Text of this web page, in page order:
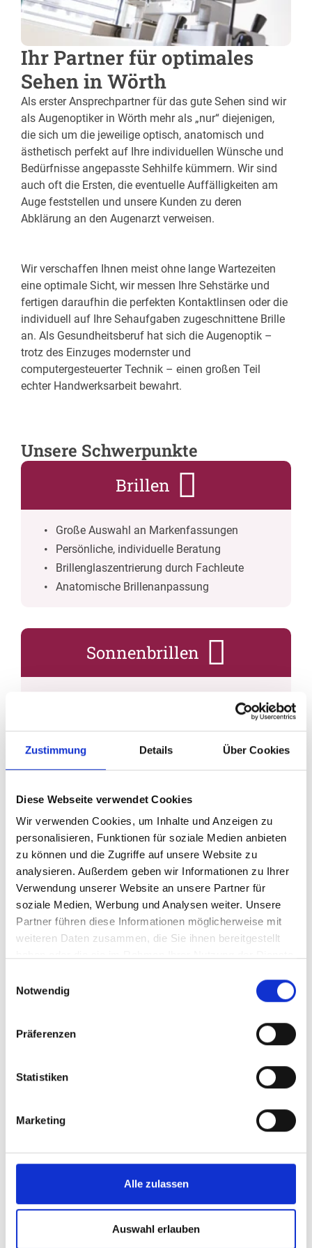
Zustimmung Details Über Cookies
Diese Webseite verwendet Cookies
Wir verwenden Cookies, um Inhalte und Anzeigen zu
personalisieren, Funktionen für soziale Medien anbieten
zu können und die Zugriffe auf unsere Website zu
analysieren. Außerdem geben wir Informationen zu Ihrer
Verwendung unserer Website an unsere Partner für
soziale Medien, Werbung und Analysen weiter. Unsere
Partner führen diese Informationen möglicherweise mit
weiteren Daten zusammen, die Sie ihnen bereitgestellt
Notwendig
Präferenzen
Statistiken
Marketing
Alle zulassen
Auswahl erlauben
Ihr Partner für optimales
Sehen in Wörth
Als erster Ansprechpartner für das gute Sehen sind wir
als Augenoptiker in Wörth mehr als „nur“ diejenigen,
die sich um die jeweilige optisch, anatomisch und
ästhetisch perfekt auf Ihre individuellen Wünsche und
Bedürfnisse angepasste Sehhilfe kümmern. Wir sind
auch oft die Ersten, die eventuelle Auffälligkeiten am
Auge feststellen und unsere Kunden zu deren
Abklärung an den Augenarzt verweisen.
Wir verschaffen Ihnen meist ohne lange Wartezeiten
eine optimale Sicht, wir messen Ihre Sehstärke und
fertigen daraufhin die perfekten Kontaktlinsen oder die
individuell auf Ihre Sehaufgaben zugeschnittene Brille
an. Als Gesundheitsberuf hat sich die Augenoptik –
trotz des Einzuges modernster und
computergesteuerter Technik – einen großen Teil
echter Handwerksarbeit bewahrt.
Unsere Schwerpunkte
Brillen
Große Auswahl an Markenfassungen
Persönliche, individuelle Beratung
Brillenglaszentrierung durch Fachleute
Anatomische Brillenanpassung
Sonnenbrillen
Sonnenbrillen mit und ohne individueller
Sehstärke
Umfassender UV-Schutz
Kontaktlinsen
Kontaktlinsenanpassung nach Maß
Ausführliche Nachkontrollen
Beratung zur Kontaktlinsenpflege
Auswahl des optimalen Pflegemittels
Professionelle Beratung
Sportbrillen
Optimaler Licht-Schutz je nach Sportart